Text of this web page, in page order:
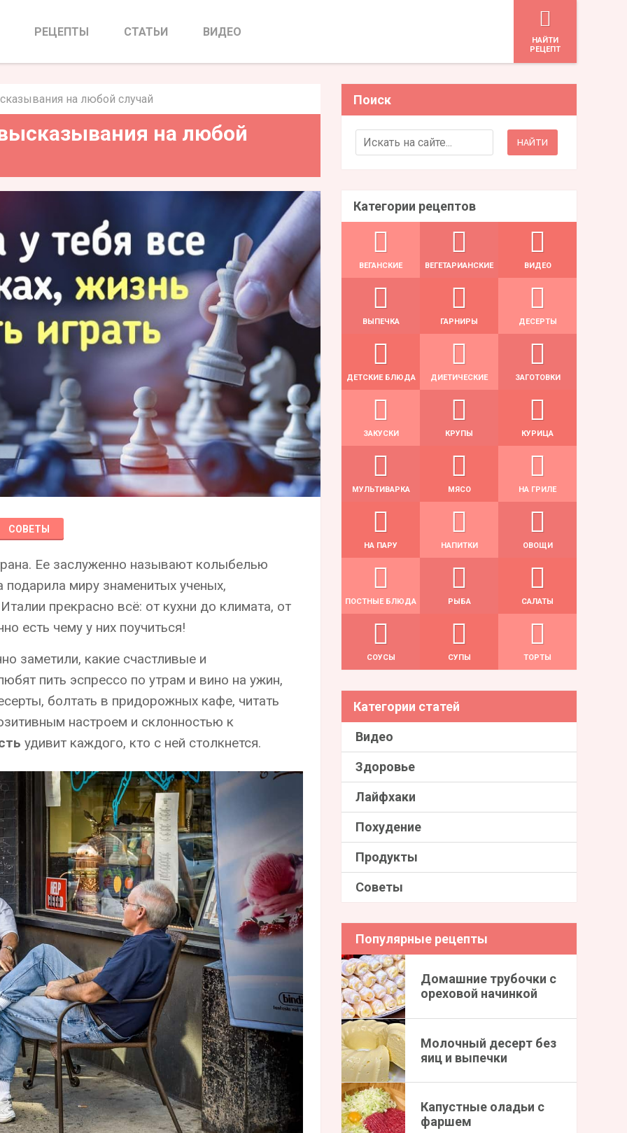
РЕЦЕПТЫ СТАТЬИ ВИДЕО
HАЙТИ
РЕЦЕПТ
на любой случай
на любой
СОВЕТЫ
Ее заслуженно называют колыбелью
миру знаменитых ученых,
прекрасно всё: от кухни до климата, от
есть чему у них поучиться!
заметили, какие счастливые и
пить эспрессо по утрам и вино на ужин,
болтать в придорожных кафе, читать
настроем и склонностью к
удивит каждого, кто с ней столкнется.
Поиск
Search for:
Категории рецептов
ВЕГАНСКИЕ ВЕГЕТАРИАНСКИЕ ВИДЕО
ВЫПЕЧКА ГАРНИРЫ ДЕСЕРТЫ
ДЕТСКИЕ БЛЮДА ДИЕТИЧЕСКИЕ ЗАГОТОВКИ
ЗАКУСКИ КРУПЫ КУРИЦА
МУЛЬТИВАРКА МЯСО НА ГРИЛЕ
НА ПАРУ НАПИТКИ ОВОЩИ
ПОСТНЫЕ БЛЮДА РЫБА САЛАТЫ
СОУСЫ СУПЫ ТОРТЫ
Категории статей
Видео
Здоровье
Лайфхаки
Похудение
Продукты
Советы
Популярные рецепты
Домашние трубочки с
ореховой начинкой
Молочный десерт без
яиц и выпечки
Капустные оладьи с
фаршем